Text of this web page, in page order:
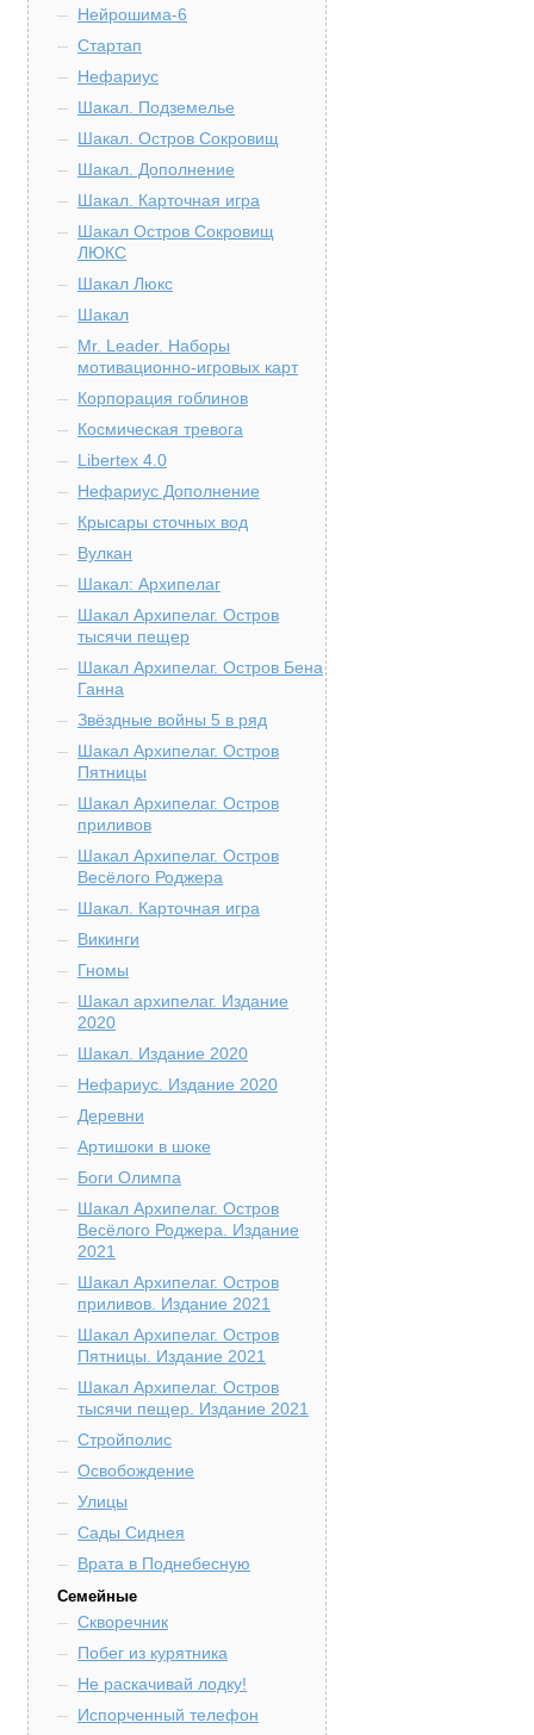
Нейрошима-6
Стартап
Нефариус
Шакал. Подземелье
Шакал. Остров Сокровищ
Шакал. Дополнение
Шакал. Карточная игра
Шакал Остров Сокровищ
ЛЮКС
Шакал Люкс
Шакал
Mr. Leader. Наборы
мотивационно-игровых карт
Корпорация гоблинов
Космическая тревога
Libertex 4.0
Нефариус Дополнение
Крысары сточных вод
Вулкан
Шакал: Архипелаг
Шакал Архипелаг. Остров
тысячи пещер
Шакал Архипелаг. Остров Бена
Ганна
Звёздные войны 5 в ряд
Шакал Архипелаг. Остров
Пятницы
Шакал Архипелаг. Остров
приливов
Шакал Архипелаг. Остров
Весёлого Роджера
Шакал. Карточная игра
Викинги
Гномы
Шакал архипелаг. Издание
2020
Шакал. Издание 2020
Нефариус. Издание 2020
Деревни
Артишоки в шоке
Боги Олимпа
Шакал Архипелаг. Остров
Весёлого Роджера. Издание
2021
Шакал Архипелаг. Остров
приливов. Издание 2021
Шакал Архипелаг. Остров
Пятницы. Издание 2021
Шакал Архипелаг. Остров
тысячи пещер. Издание 2021
Стройполис
Освобождение
Улицы
Сады Сиднея
Врата в Поднебесную
Семейные
Скворечник
Побег из курятника
Не раскачивай лодку!
Испорченный телефон